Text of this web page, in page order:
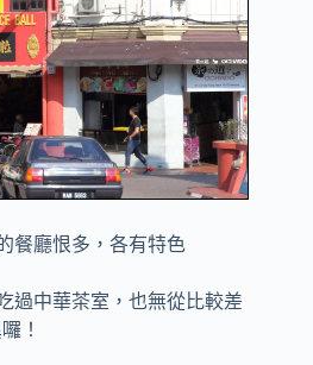
餐廳恨多，各有特色
過中華茶室，也無從比較差
！